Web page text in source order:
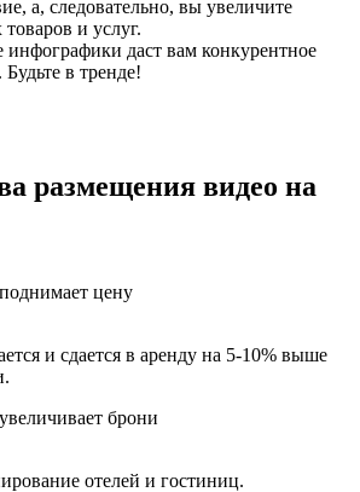
а, следовательно, вы увеличите
и услуг.
инфографики даст вам конкурентное
в тренде!
размещения видео на
и сдается в аренду на 5-10% выше
отелей и гостиниц.